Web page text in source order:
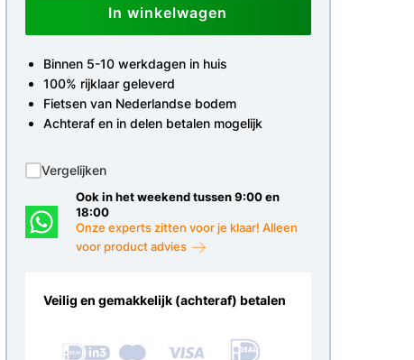
In winkelwagen
Binnen 5-10 werkdagen in huis
100% rijklaar geleverd
Fietsen van Nederlandse bodem
Achteraf en in delen betalen mogelijk
Vergelijken
Ook in het weekend tussen 9:00 en
18:00
Onze experts zitten voor je klaar! Alleen
voor product advies
Veilig en gemakkelijk (achteraf) betalen